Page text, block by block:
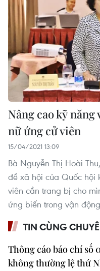
Nâng cao kỹ
nữ ứng cử viên
15/04/2021 13:09
Bà Nguyễn Thị Hoài
đề xã hội của Quốc hội
viên cần trang bị cho
ứng biến trong vận
TIN CÙNG
Thông cáo báo chí số
không thường lệ thứ